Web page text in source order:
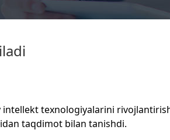
intellekt texnologiyalarini
taqdimot bilan tanishdi.